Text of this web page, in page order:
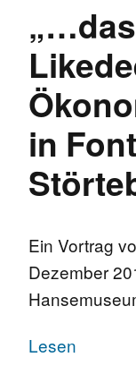
in
Ein Vortrag
Dezember
Lesen